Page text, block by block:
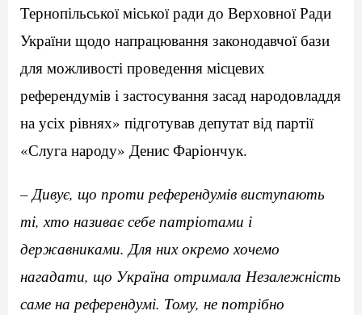
Тернопільської міської ради до Верховної Ради
України щодо напрацювання законодавчої бази
для можливості проведення місцевих
референдумів і застосування засад народовладдя
на усіх рівнях» підготував депутат від партії
«Слуга народу» Денис Фаріончук.
– Дивує, що проти референдумів виступають
ті, хто називає себе патріотами і
державниками. Для них окремо хочемо
нагадати, що Україна отримала Незалежність
саме на референдумі. Тому, не потрібно